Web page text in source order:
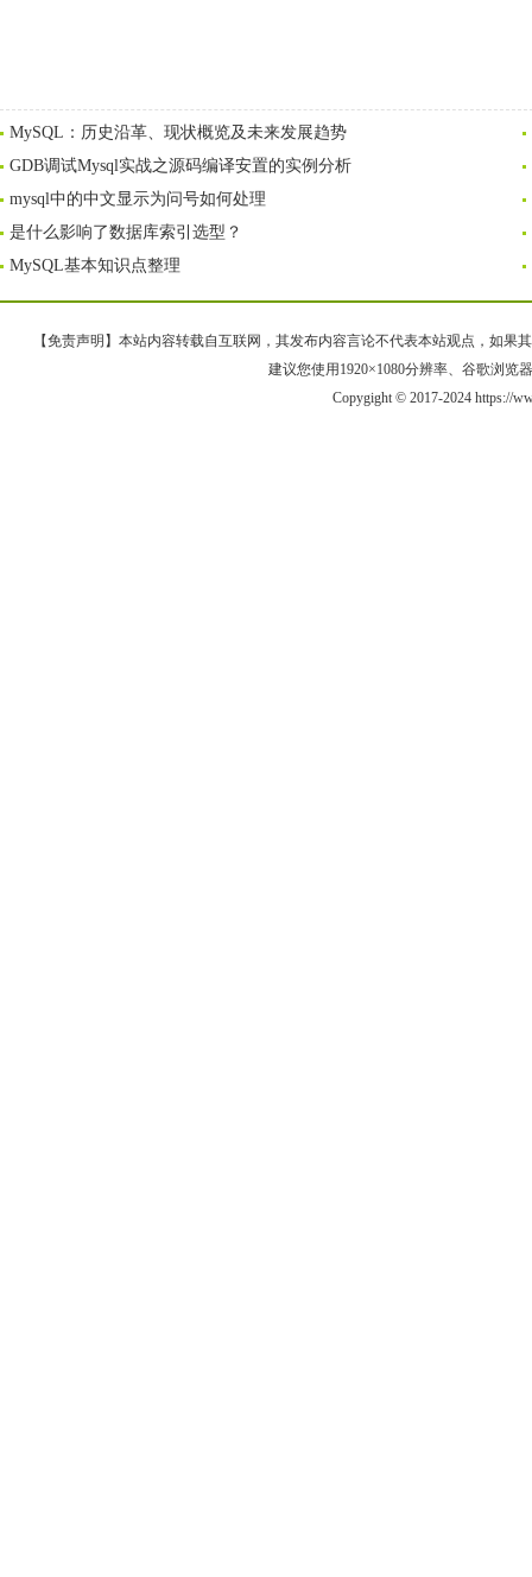
MySQL：历史沿革、现状概览及未来发展趋势
GDB调试Mysql实战之源码编译安置的实例分析
mysql中的中文显示为问号如何处理
是什么影响了数据库索引选型？
MySQL基本知识点整理
【免责声明】本站内容转载自互联网，其发布内容言论不代表本站观点，如果
建议您使用1920×1080分辨率、谷歌浏览
Copygight © 2017-2024 https://